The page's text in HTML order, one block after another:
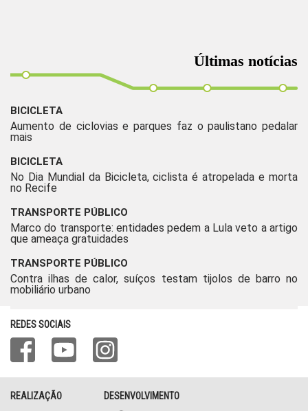
Últimas notícias
BICICLETA
Aumento de ciclovias e parques faz o paulistano pedalar
mais
BICICLETA
No Dia Mundial da Bicicleta, ciclista é atropelada e morta
no Recife
TRANSPORTE PÚBLICO
Marco do transporte: entidades pedem a Lula veto a artigo
que ameaça gratuidades
TRANSPORTE PÚBLICO
Contra ilhas de calor, suíços testam tijolos de barro no
mobiliário urbano
REDES SOCIAIS
REALIZAÇÃO DESENVOLVIMENTO